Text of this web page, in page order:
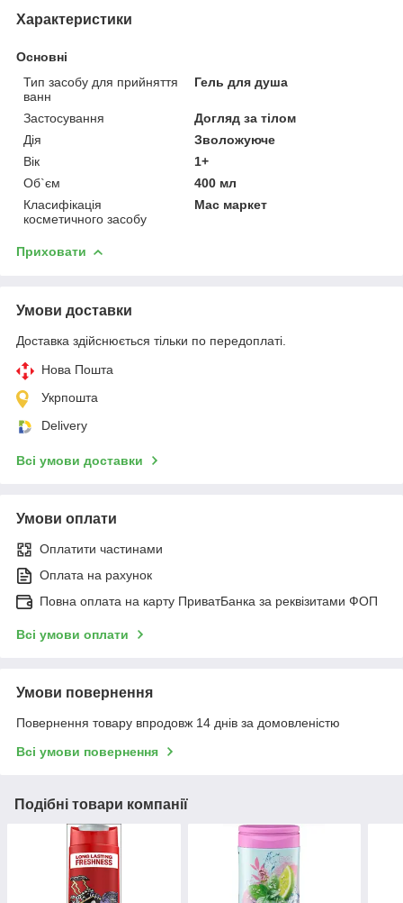
Характеристики
Основні
Тип засобу для прийняття
ванн
Гель для душа
Застосування
Догляд за тілом
Дія
Зволожуюче
Вік
1+
Об`єм
400 мл
Класифікація
косметичного засобу
Мас маркет
Приховати
Умови доставки
Доставка здійснюється тільки по передоплаті.
Нова Пошта
Укрпошта
Delivery
Всі умови доставки
Умови оплати
Оплатити частинами
Оплата на рахунок
Повна оплата на карту ПриватБанка за реквізитами ФОП
Всі умови оплати
Умови повернення
Повернення товару впродовж 14 днів за домовленістю
Всі умови повернення
Подібні товари компанії